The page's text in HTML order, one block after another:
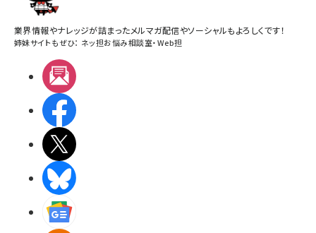
業界情報やナレッジが詰まったメルマガ配信やソーシャルもよろしくです！
姉妹サイトもぜひ： ネッ担お悩み相談室・Web担